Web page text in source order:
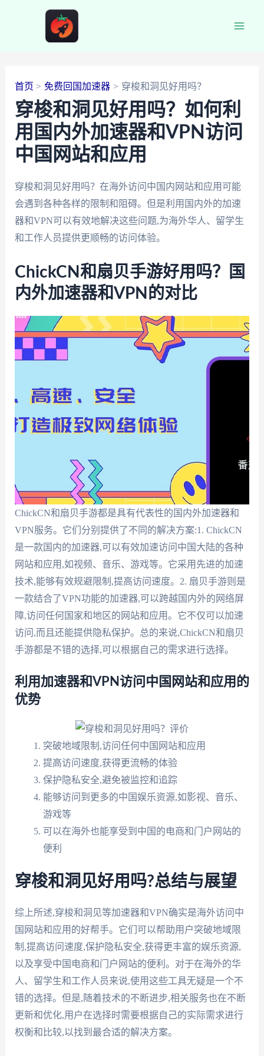
首页 免费回国加速器 穿梭和洞见好用吗？
穿梭和洞见好用吗？如何利
用国内外加速器和VPN访问
中国网站和应用
穿梭和洞见好用吗？在海外访问中国内网站和应用可能
会遇到各种各样的限制和阻碍。但是利用国内外的加速
器和VPN可以有效地解决这些问题,为海外华人、留学生
和工作人员提供更顺畅的访问体验。
ChickCN和扇贝手游好用吗？国
内外加速器和VPN的对比
ChickCN和扇贝手游都是具有代表性的国内外加速器和
VPN服务。它们分别提供了不同的解决方案:1. ChickCN
是一款国内的加速器,可以有效加速访问中国大陆的各种
网站和应用,如视频、音乐、游戏等。它采用先进的加速
技术,能够有效规避限制,提高访问速度。2. 扇贝手游则是
一款结合了VPN功能的加速器,可以跨越国内外的网络屏
障,访问任何国家和地区的网站和应用。它不仅可以加速
访问,而且还能提供隐私保护。总的来说,ChickCN和扇贝
手游都是不错的选择,可以根据自己的需求进行选择。
利用加速器和VPN访问中国网站和应用的
优势
突破地域限制,访问任何中国网站和应用
提高访问速度,获得更流畅的体验
保护隐私安全,避免被监控和追踪
能够访问到更多的中国娱乐资源,如影视、音乐、
游戏等
可以在海外也能享受到中国的电商和门户网站的
便利
穿梭和洞见好用吗?总结与展望
综上所述,穿梭和洞见等加速器和VPN确实是海外访问中
国网站和应用的好帮手。它们可以帮助用户突破地域限
制,提高访问速度,保护隐私安全,获得更丰富的娱乐资源,
以及享受中国电商和门户网站的便利。对于在海外的华
人、留学生和工作人员来说,使用这些工具无疑是一个不
错的选择。但是,随着技术的不断进步,相关服务也在不断
更新和优化,用户在选择时需要根据自己的实际需求进行
权衡和比较,以找到最合适的解决方案。